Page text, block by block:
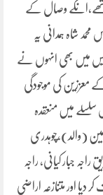
تھے،انکے وصال کے
محمد شاہ ہمدانی یہ
کیس میں بھی انہوں نے
کے معززین کی موجودگی
میں منعقدہ
(والد)،چوہدری
جبار کیانی، راجہ
دیا اور متنازعہ اراضی